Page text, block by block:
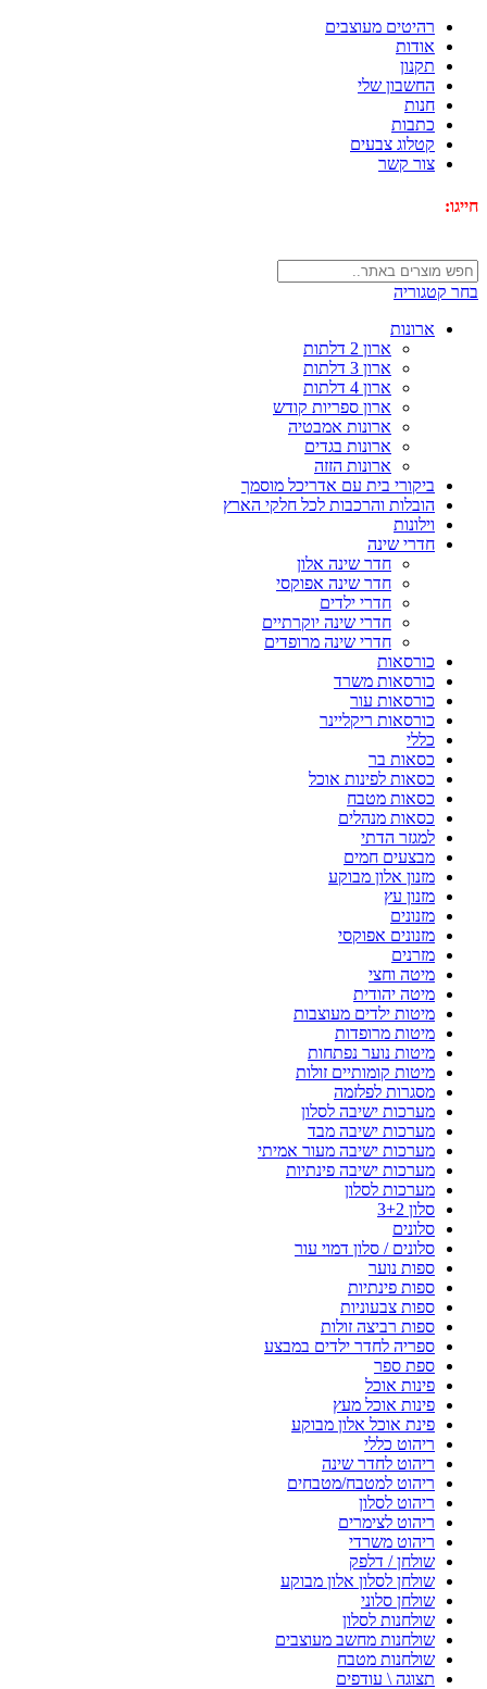
רהיטים מעוצבים
אודות
תקנון
החשבון שלי
חנות
כתבות
קטלוג צבעים
צור קשר
חייגו:
בחר קטגוריה
ארונות
ארון 2 דלתות
ארון 3 דלתות
ארון 4 דלתות
ארון ספריות קודש
ארונות אמבטיה
ארונות בגדים
ארונות הזזה
ביקורי בית עם אדריכל מוסמך
הובלות והרכבות לכל חלקי הארץ
וילונות
חדרי שינה
חדר שינה אלון
חדר שינה אפוקסי
חדרי ילדים
חדרי שינה יוקרתיים
חדרי שינה מרופדים
כורסאות
כורסאות משרד
כורסאות עור
כורסאות ריקליינר
כללי
כסאות בר
כסאות לפינות אוכל
כסאות מטבח
כסאות מנהלים
למגזר הדתי
מבצעים חמים
מזנון אלון מבוקע
מזנון עץ
מזנונים
מזנונים אפוקסי
מזרנים
מיטה וחצי
מיטה יהודית
מיטות ילדים מעוצבות
מיטות מרופדות
מיטות נוער נפתחות
מיטות קומותיים זולות
מסגרות לפלזמה
מערכות ישיבה לסלון
מערכות ישיבה מבד
מערכות ישיבה מעור אמיתי
מערכות ישיבה פינתיות
מערכות לסלון
סלון 3+2
סלונים
סלונים / סלון דמוי עור
ספות נוער
ספות פינתיות
ספות צבעוניות
ספות רביצה זולות
ספריה לחדר ילדים במבצע
ספת ספר
פינות אוכל
פינות אוכל מעץ
פינת אוכל אלון מבוקע
ריהוט כללי
ריהוט לחדר שינה
ריהוט למטבח/מטבחים
ריהוט לסלון
ריהוט לצימרים
ריהוט משרדי
שולחן / דלפק
שולחן לסלון אלון מבוקע
שולחן סלוני
שולחנות לסלון
שולחנות מחשב מעוצבים
שולחנות מטבח
תצוגה \ עודפים